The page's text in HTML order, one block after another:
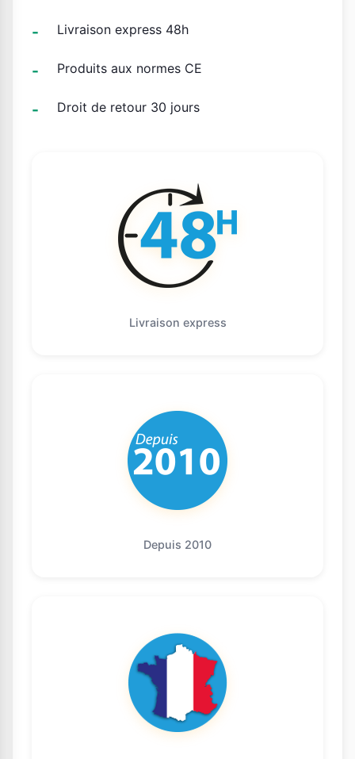
Livraison express 48h
Produits aux normes CE
Droit de retour 30 jours
Livraison express
Depuis 2010